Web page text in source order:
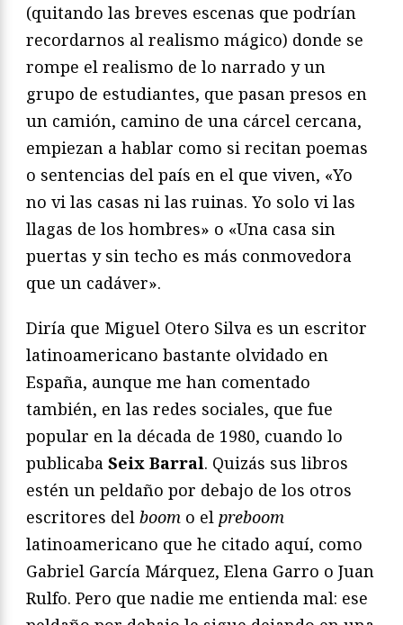
(quitando las breves escenas que podrían
recordarnos al realismo mágico) donde se
rompe el realismo de lo narrado y un
grupo de estudiantes, que pasan presos en
un camión, camino de una cárcel cercana,
empiezan a hablar como si recitan poemas
o sentencias del país en el que viven, «Yo
no vi las casas ni las ruinas. Yo solo vi las
llagas de los hombres» o «Una casa sin
puertas y sin techo es más conmovedora
que un cadáver».
Diría que Miguel Otero Silva es un escritor
latinoamericano bastante olvidado en
España, aunque me han comentado
también, en las redes sociales, que fue
popular en la década de 1980, cuando lo
publicaba Seix Barral. Quizás sus libros
estén un peldaño por debajo de los otros
escritores del boom o el preboom
latinoamericano que he citado aquí, como
Gabriel García Márquez, Elena Garro o Juan
Rulfo. Pero que nadie me entienda mal: ese